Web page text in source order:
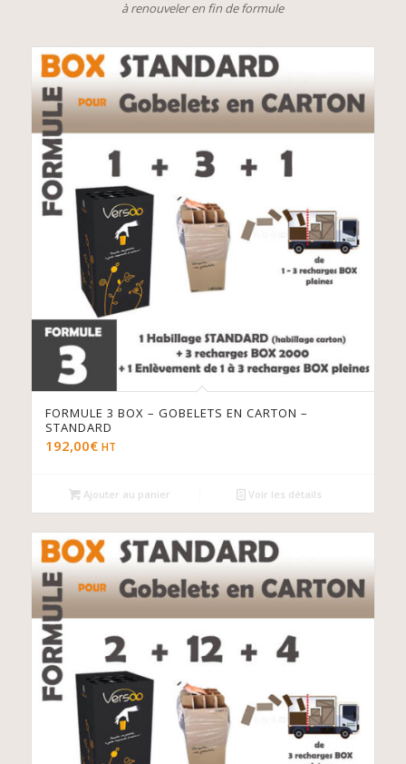
à renouveler en fin de formule
FORMULE 3 BOX – GOBELETS EN CARTON –
STANDARD
192,00€ HT
Ajouter au panier Voir les détails